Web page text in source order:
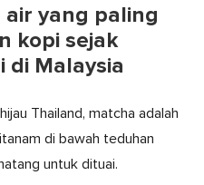
yang paling
kopi sejak
di Malaysia
Thailand, matcha adalah
di bawah teduhan
untuk dituai.